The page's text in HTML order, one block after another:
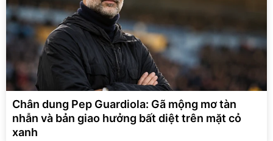
Chân dung Pep Guardiola: Gã mộng mơ tàn
nhẫn và bản giao hưởng bất diệt trên mặt cỏ
xanh